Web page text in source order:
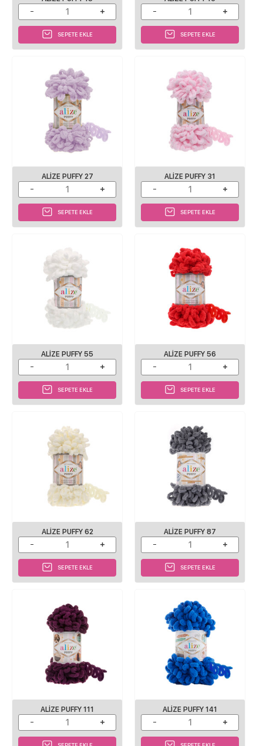
SEPETE EKLE SEPETE EKLE
ALIZE PUFFY 27
SEPETE EKLE
ALIZE PUFFY 31
SEPETE EKLE
ALIZE PUFFY 55
SEPETE EKLE
ALIZE PUFFY 56
SEPETE EKLE
ALIZE PUFFY 62
SEPETE EKLE
ALIZE PUFFY 87
SEPETE EKLE
ALIZE PUFFY 111 ALIZE PUFFY 141